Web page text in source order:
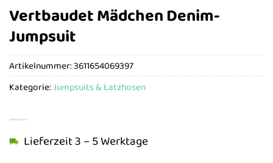
Vertbaudet Mädchen Denim-
Jumpsuit
Lieferzeit 3 – 5 Werktage
Artikelnummer:3611654069397
Kategorie:Jumpsuits & Latzhosen